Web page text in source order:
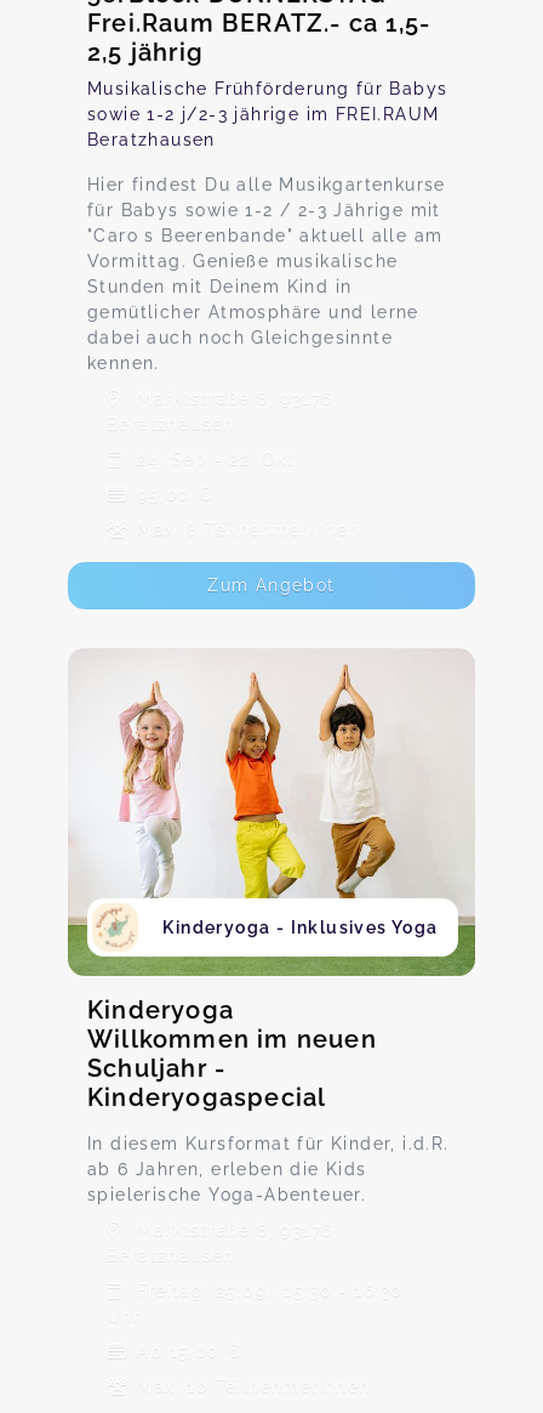
Frei.Raum BERATZ.- ca 1,5-
2,5 jährig
Musikalische Frühförderung für Babys
sowie 1-2 j/2-3 jährige im FREI.RAUM
Beratzhausen
Hier findest Du alle Musikgartenkurse
für Babys sowie 1-2 / 2-3 Jährige mit
"Caro s Beerenbande" aktuell alle am
Vormittag. Genieße musikalische
Stunden mit Deinem Kind in
gemütlicher Atmosphäre und lerne
dabei auch noch Gleichgesinnte
kennen.
Marktstraße 8, 93176
24. Sep - 22. Okt
95,00 €
Max. 8 TeilnehmerInnen
Zum Angebot
Kinderyoga - Inklusives Yoga
Kinderyoga
Willkommen im neuen
Schuljahr -
Kinderyogaspecial
In diesem Kursformat für Kinder, i.d.R.
ab 6 Jahren, erleben die Kids
spielerische Yoga-Abenteuer.
Marktstraße 8, 93176
Freitag, 25.09., 15:30 - 16:30
Ab 15,00 €
Max. 10 TeilnehmerInnen